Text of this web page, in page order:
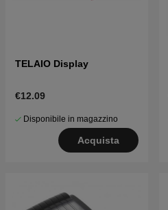
TELAIO Display
€12.09
Disponibile in magazzino
Acquista